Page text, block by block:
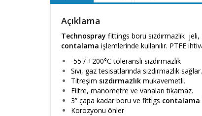
Açıklama
Technospray fittings boru sızdırmazlık
contalama işlemlerinde kullanılır. PTFE
-55 / +200°C toleranslı sızdırmazlık
Sıvı, gaz tesisatlarında sızdırmazlık sağlar.
Titreşim sızdırmazlık mukavemetli.
Filtre, manometre ve vanaları tıkamaz.
3” çapa kadar boru ve fittigs contalama
Korozyonu önler